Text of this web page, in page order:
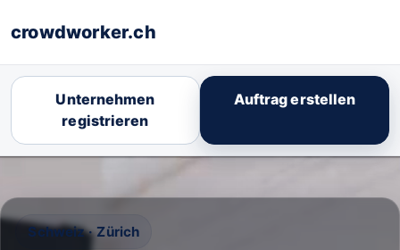
crowdworker.ch
Unternehmen
registrieren
Auftrag erstellen
Schweiz · Zürich